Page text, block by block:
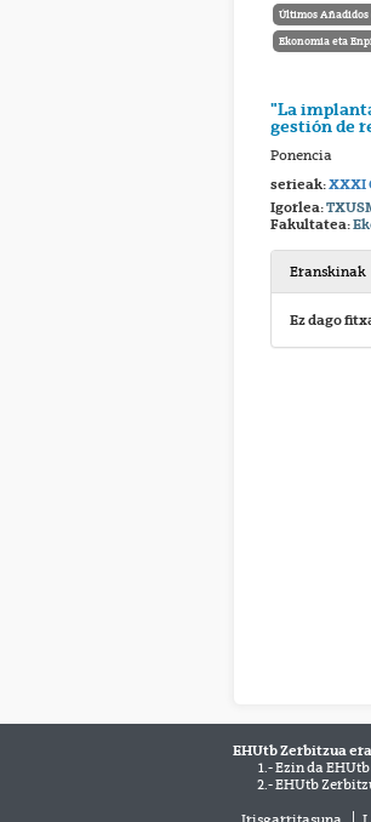
Últimos
Ekonomia eta
"La
gestión de
Ponencia
serieak:XXXI
Igorlea:
Fakultatea:
Eranskinak
Ez dago
EHUtb Zerbitzua
1.- Ezin da
2.- EHUtb